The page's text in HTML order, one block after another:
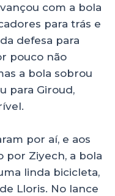
com a bola
para trás e
defesa para
pouco não
a bola sobrou
para Giroud,
por aí, e aos
por Ziyech, a bola
linda bicicleta,
Lloris. No lance